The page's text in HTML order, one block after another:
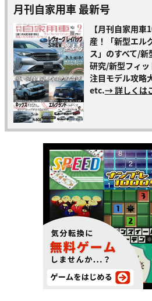
月刊自家用車 最新号
【月刊自家用
産！「新型エル
ス」のすべて/
研究/新型フィ
注目モデル攻略
etc.→ 詳しくは